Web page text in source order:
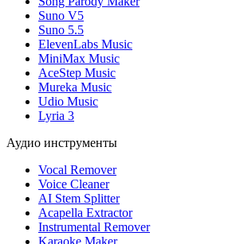
Suno V5
Suno 5.5
ElevenLabs Music
MiniMax Music
AceStep Music
Mureka Music
Udio Music
Lyria 3
Аудио инструменты
Vocal Remover
Voice Cleaner
AI Stem Splitter
Acapella Extractor
Instrumental Remover